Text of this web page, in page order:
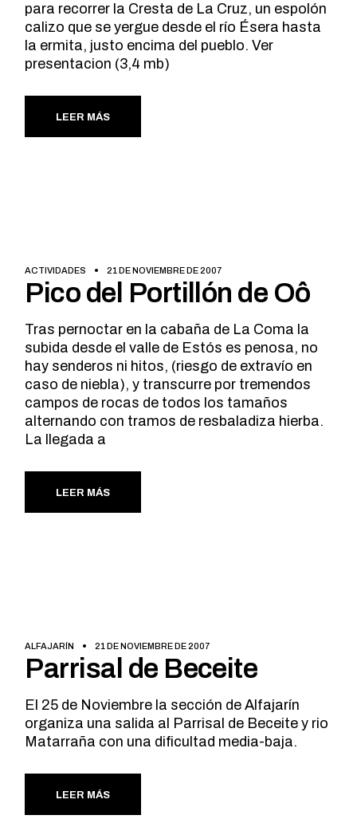
para recorrer la Cresta de La Cruz, un espolón
calizo que se yergue desde el río Ésera hasta
la ermita, justo encima del pueblo. Ver
presentacion (3,4 mb)
LEER MÁS
ACTIVIDADES 21 DE NOVIEMBRE DE 2007
Pico del Portillón de Oô
Tras pernoctar en la cabaña de La Coma la
subida desde el valle de Estós es penosa, no
hay senderos ni hitos, (riesgo de extravío en
caso de niebla), y transcurre por tremendos
campos de rocas de todos los tamaños
alternando con tramos de resbaladiza hierba.
La llegada a
LEER MÁS
ALFAJARÍN 21 DE NOVIEMBRE DE 2007
Parrisal de Beceite
El 25 de Noviembre la sección de Alfajarín
organiza una salida al Parrisal de Beceite y rio
Matarraña con una dificultad media-baja.
LEER MÁS